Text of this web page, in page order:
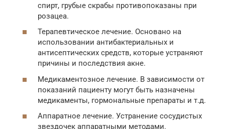
спирт, грубые скрабы противопоказаны при
розацеа.
Терапевтическое лечение. Основано на
использовании антибактериальных и
антисептических средств, которые устраняют
причины и последствия акне.
Медикаментозное лечение. В зависимости от
показаний пациенту могут быть назначены
медикаменты, гормональные препараты и т.д.
Аппаратное лечение. Устранение сосудистых
звездочек аппаратными методами.